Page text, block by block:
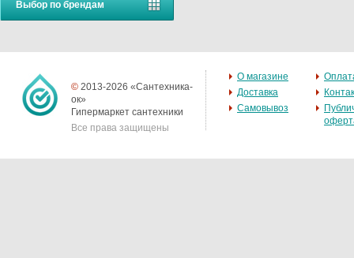
Выбор по брендам
© 2013-2026 «Сантехника-
ок»
Гипермаркет сантехники
Все права защищены
О магазине
Доставка
Самовывоз